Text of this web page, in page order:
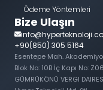
Ödeme Yöntemleri
Bize Ulaşın
+90(850) 305 5164
Esentepe Mah.
Blok No: 10B İç Kapı No:
GÜMRÜKÖNÜ VERGI